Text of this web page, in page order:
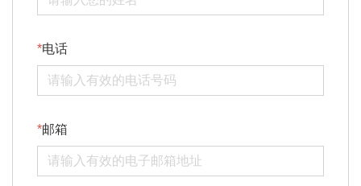
电话
邮箱